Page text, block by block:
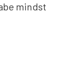
mindst